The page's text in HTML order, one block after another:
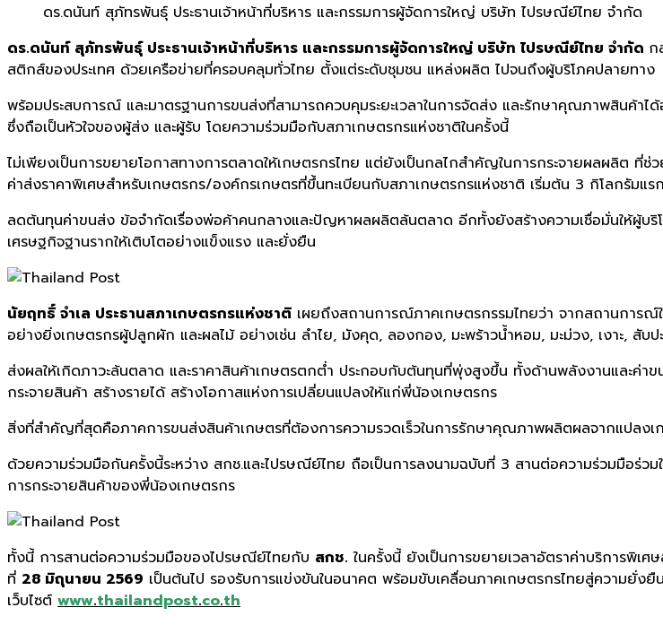
ดร.ดนันท์ สุภัทรพันธุ์ ประธานเจ้าหน้าที่บริหาร และกรรมการผู้จัดการใหญ่ บริษัท ไปรษณีย์ไทย จำกัด
ดร.ดนันท์ สุภัทรพันธุ์ ประธานเจ้าหน้าที่บริหาร และกรรมการผู้จัดการใหญ่ บริษัท ไปรษณีย์ไทย จำกัด ก
สติกส์ของประเทศ ด้วยเครือข่ายที่ครอบคลุมทั่วไทย ตั้งแต่ระดับชุมชน แหล่งผลิต ไปจนถึงผู้บริโภคปลายทาง
พร้อมประสบการณ์ และมาตรฐานการขนส่งที่สามารถควบคุมระยะเวลาในการจัดส่ง และรักษาคุณภาพสินค้าไ
ซึ่งถือเป็นหัวใจของผู้ส่ง และผู้รับ โดยความร่วมมือกับสภาเกษตรกรแห่งชาติในครั้งนี้
ไม่เพียงเป็นการขยายโอกาสทางการตลาดให้เกษตรกรไทย แต่ยังเป็นกลไกสำคัญในการกระจายผลผลิต ที่
ค่าส่งราคาพิเศษสำหรับเกษตรกร/องค์กรเกษตรที่ขึ้นทะเบียนกับสภาเกษตรกรแห่งชาติ เริ่มต้น 3 กิโลกรัมแ
ลดต้นทุนค่าขนส่ง ข้อจำกัดเรื่องพ่อค้าคนกลางและปัญหาผลผลิตล้นตลาด อีกทั้งยังสร้างความเชื่อมั่นให้ผู้บริ
เศรษฐกิจฐานรากให้เติบโตอย่างแข็งแรง และยั่งยืน
นัยฤทธิ์ จำเล ประธานสภาเกษตรกรแห่งชาติ เผยถึงสถานการณ์ภาคเกษตรกรรมไทยว่า จากสถานการ
อย่างยิ่งเกษตรกรผู้ปลูกผัก และผลไม้ อย่างเช่น ลำไย, มังคุด, ลองกอง, มะพร้าวน้ำหอม, มะม่วง, เงาะ, สั
ส่งผลให้เกิดภาวะล้นตลาด และราคาสินค้าเกษตรตกต่ำ ประกอบกับต้นทุนที่พุ่งสูงขึ้น ทั้งด้านพลังงานและค่า
กระจายสินค้า สร้างรายได้ สร้างโอกาสแห่งการเปลี่ยนแปลงให้แก่พี่น้องเกษตรกร
สิ่งที่สำคัญที่สุดคือภาคการขนส่งสินค้าเกษตรที่ต้องการความรวดเร็วในการรักษาคุณภาพผลิตผลจากแปลงเ
ด้วยความร่วมมือกันครั้งนี้ระหว่าง สกช.และไปรษณีย์ไทย ถือเป็นการลงนามฉบับที่ 3 สานต่อความร่วมมือร่
การกระจายสินค้าของพี่น้องเกษตรกร
ทั้งนี้ การสานต่อความร่วมมือของไปรษณีย์ไทยกับ สกช. ในครั้งนี้ ยังเป็นการขยายเวลาอัตราค่าบริการพิเ
ที่ 28 มิถุนายน 2569 เป็นต้นไป รองรับการแข่งขันในอนาคต พร้อมขับเคลื่อนภาคเกษตรกรไทยสู่ความยั่งยื
เว็บไซต์ www.thailandpost.co.th